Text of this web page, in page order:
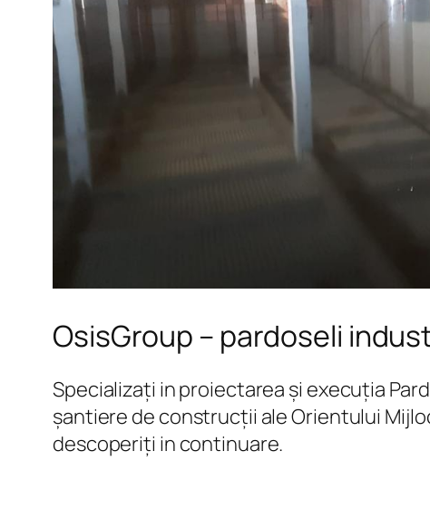
OsisGroup – pardoseli
Specializați in proiectarea și execuția
șantiere de construcții ale Orientului
descoperiți in continuare.